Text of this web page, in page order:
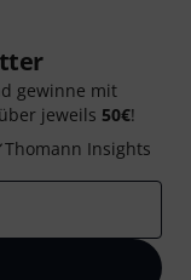
gewinne mit
über jeweils 50€!
Thomann Insights